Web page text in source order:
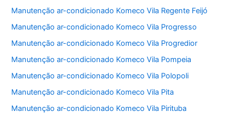
Manutenção ar-condicionado Komeco Vila Regente Feijó
Manutenção ar-condicionado Komeco Vila Progresso
Manutenção ar-condicionado Komeco Vila Progredior
Manutenção ar-condicionado Komeco Vila Pompeia
Manutenção ar-condicionado Komeco Vila Polopoli
Manutenção ar-condicionado Komeco Vila Pita
Manutenção ar-condicionado Komeco Vila Pirituba